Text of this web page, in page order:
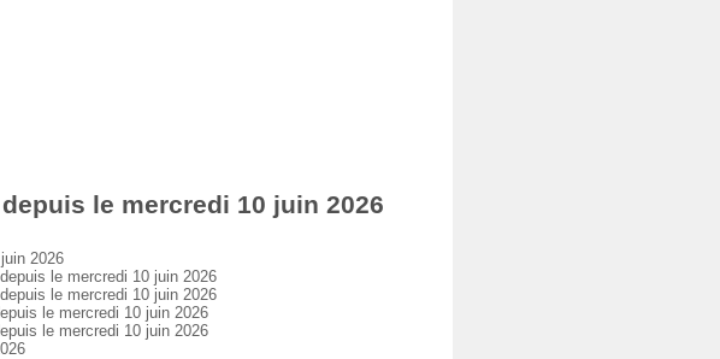
le mercredi 10 juin 2026
2026
le mercredi 10 juin 2026
le mercredi 10 juin 2026
le mercredi 10 juin 2026
le mercredi 10 juin 2026